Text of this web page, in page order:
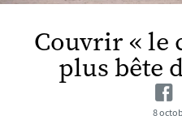
Couvrir « le
plus bête
8